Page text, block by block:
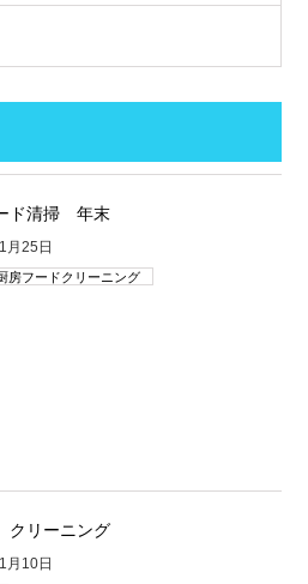
ド清掃 年末
月25日
房フードクリーニング
リーニング
月10日